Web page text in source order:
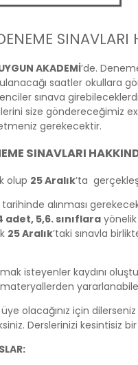
SINAVLARI
AKADEMİ’de.
saatler okullara
sınava
size göndereceğimiz
gerekecektir.
SINAVLARI
olup 25 Aralık’ta
alınması
adet, 5,6. sınıflara
25 Aralık’taki sınavla
isteyenler kaydını
üye olacağınız için dilerseniz
Derslerinizi kesintisiz